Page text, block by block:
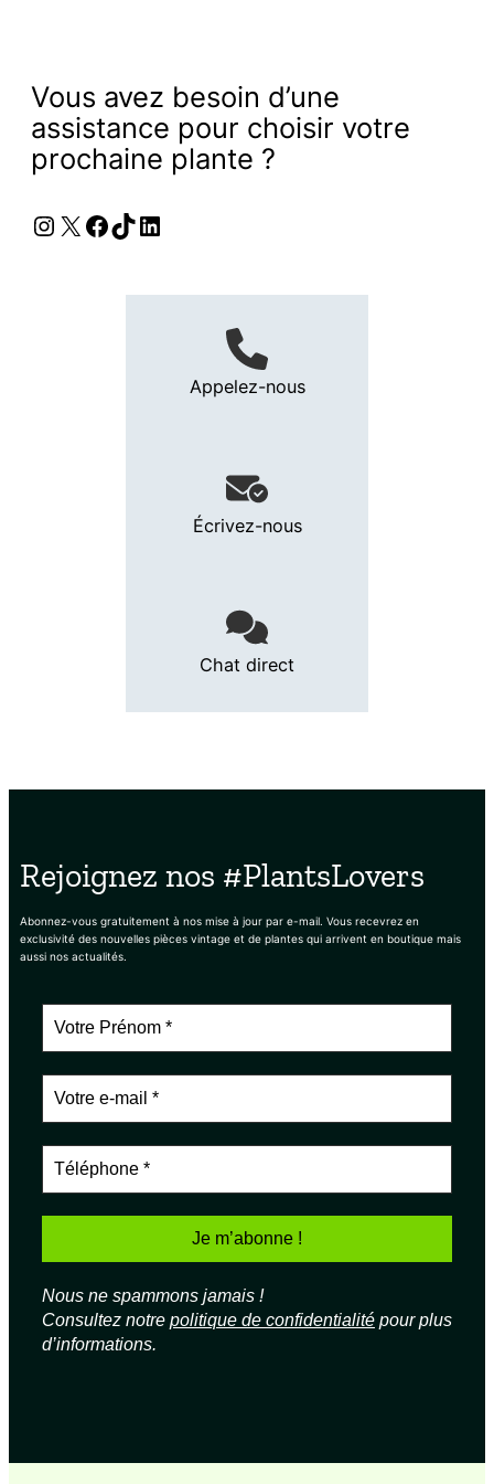
Vous avez besoin d’une
assistance pour choisir votre
prochaine plante ?
Instagram
X Facebook
TikTok
LinkedIn
Appelez-nous
Écrivez-nous
Chat direct
Rejoignez nos #PlantsLovers
Abonnez-vous gratuitement à nos mise à jour par e-mail. Vous recevrez en
exclusivité des nouvelles pièces vintage et de plantes qui arrivent en boutique mais
aussi nos actualités.
Nous ne spammons jamais !
Consultez notre politique de confidentialité pour plus
d’informations.